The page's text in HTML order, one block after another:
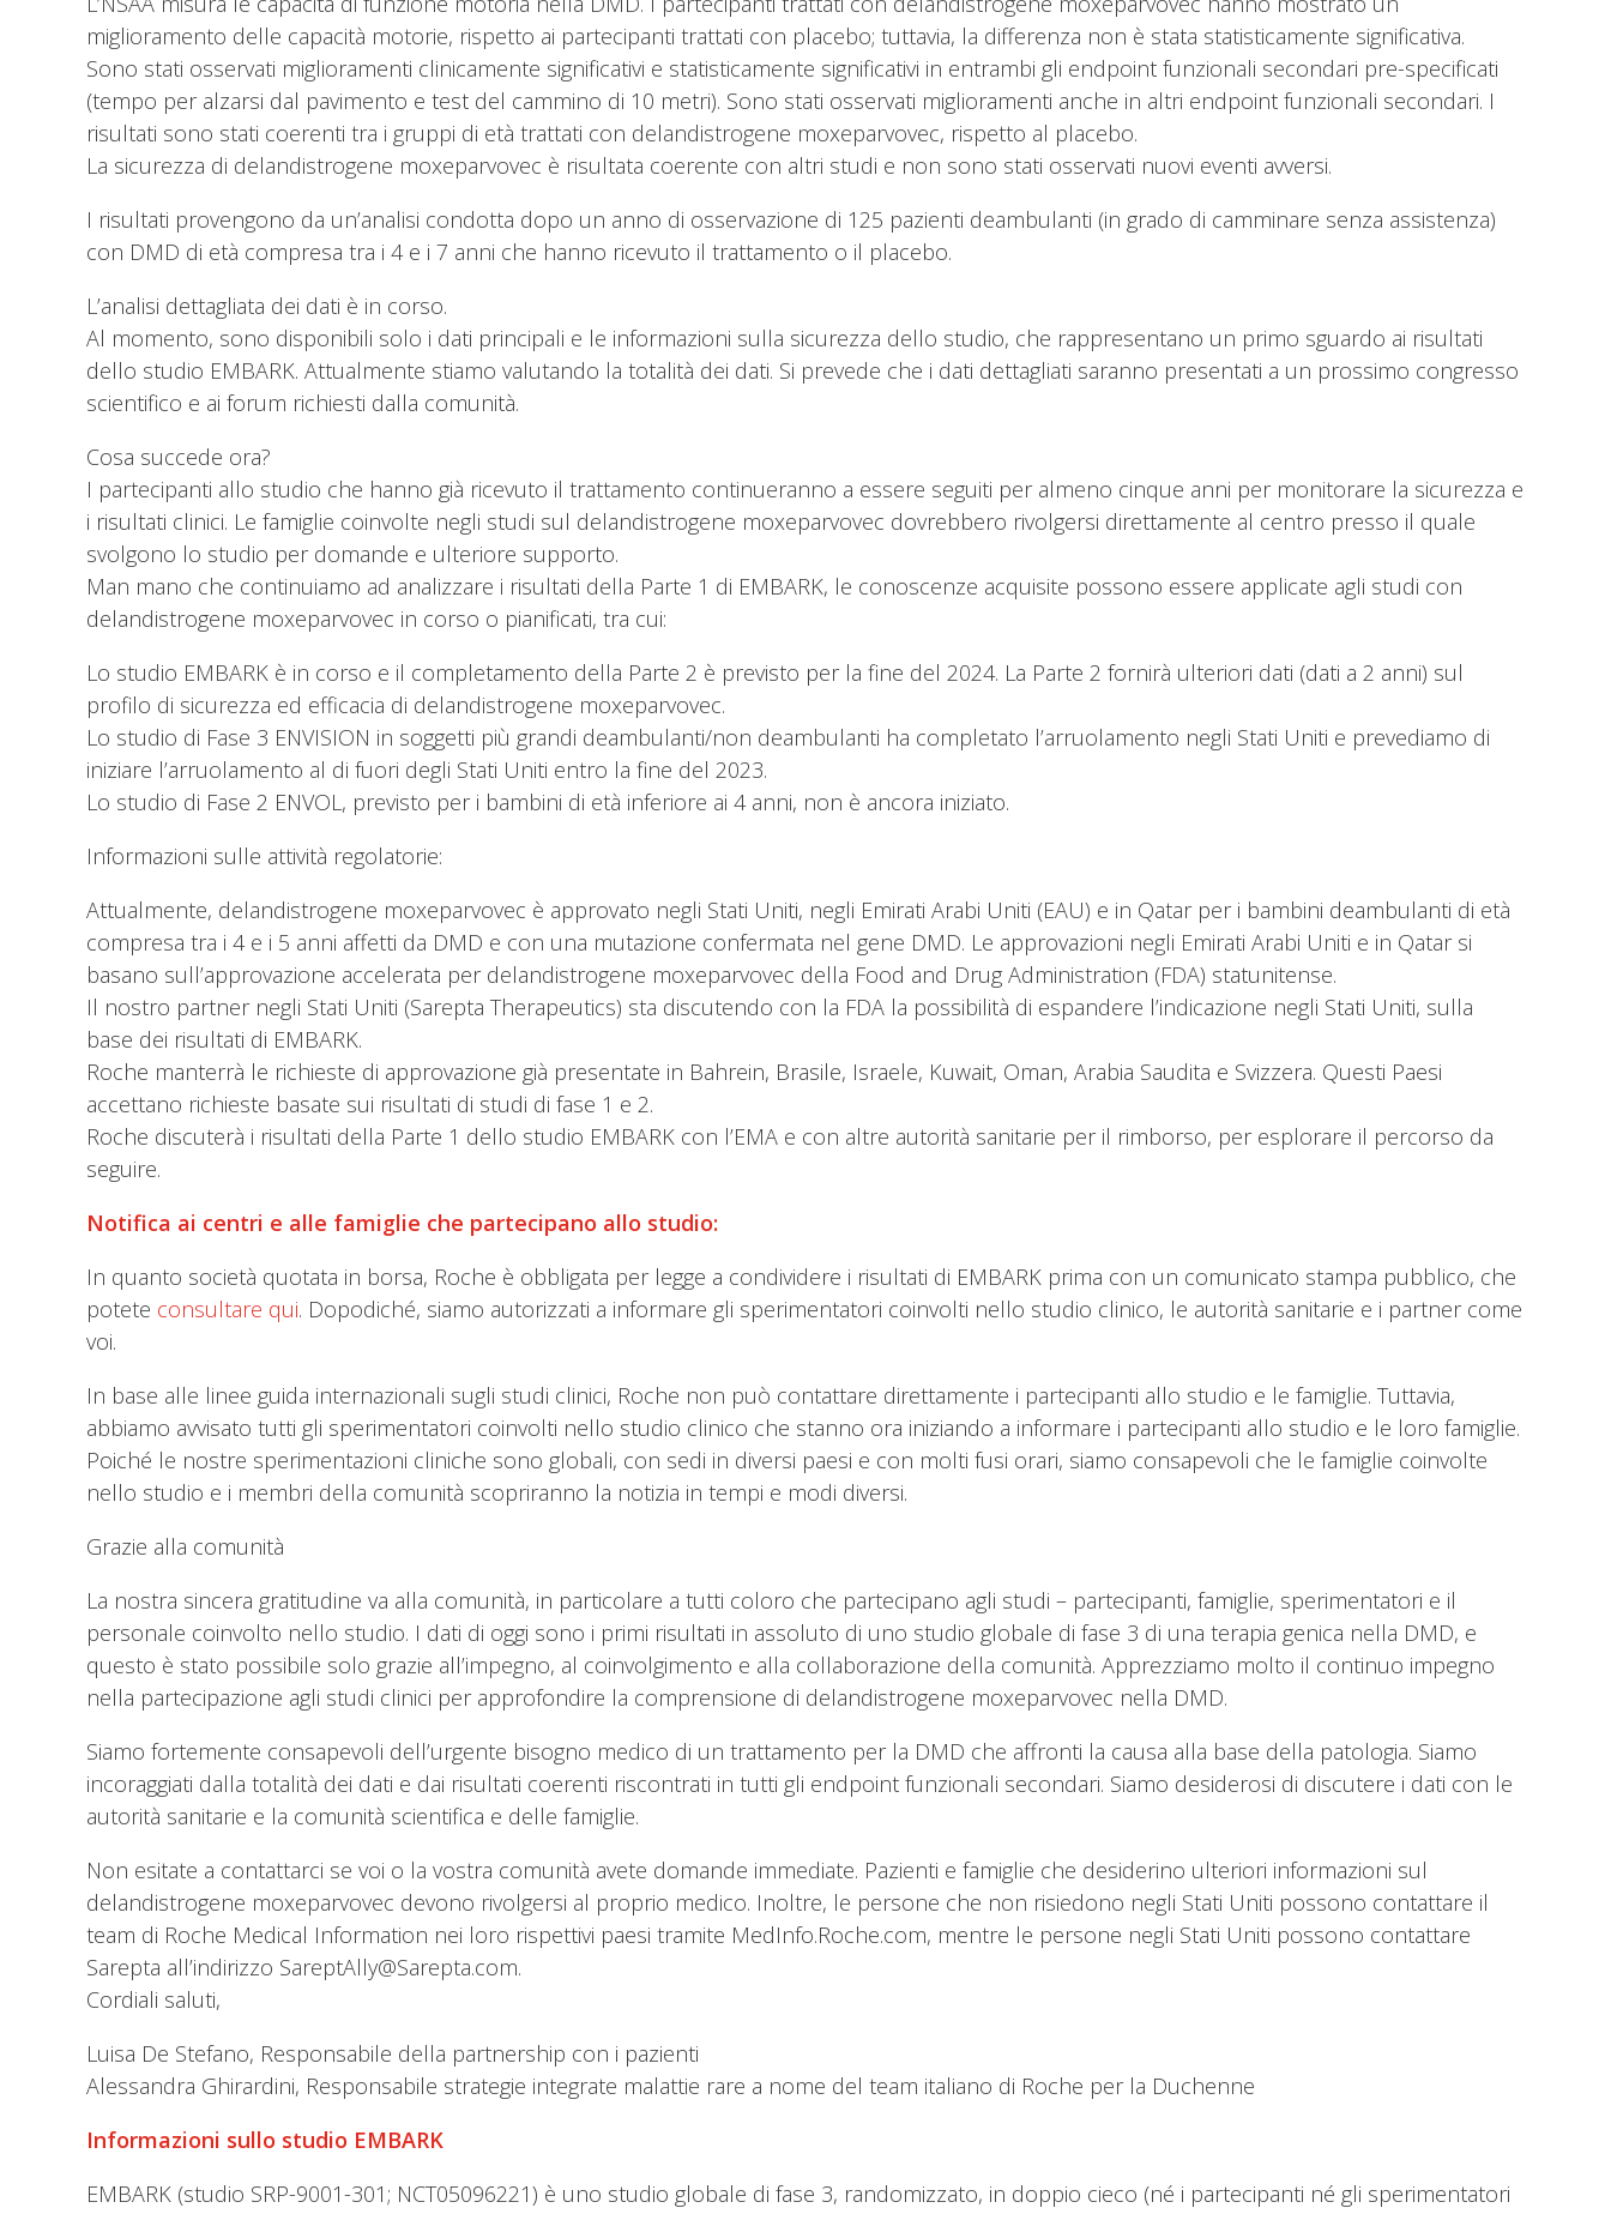
miglioramento delle capacità motorie, rispetto ai partecipanti trattati con placebo; tuttavia, la differenza non è stata statisticamente significativa.
Sono stati osservati miglioramenti clinicamente significativi e statisticamente significativi in entrambi gli endpoint funzionali secondari pre-specificati
(tempo per alzarsi dal pavimento e test del cammino di 10 metri). Sono stati osservati miglioramenti anche in altri endpoint funzionali secondari. I
risultati sono stati coerenti tra i gruppi di età trattati con delandistrogene moxeparvovec, rispetto al placebo.
La sicurezza di delandistrogene moxeparvovec è risultata coerente con altri studi e non sono stati osservati nuovi eventi avversi.
I risultati provengono da un’analisi condotta dopo un anno di osservazione di 125 pazienti deambulanti (in grado di camminare senza assistenza)
con DMD di età compresa tra i 4 e i 7 anni che hanno ricevuto il trattamento o il placebo.
L’analisi dettagliata dei dati è in corso.
Al momento, sono disponibili solo i dati principali e le informazioni sulla sicurezza dello studio, che rappresentano un primo sguardo ai risultati
dello studio EMBARK. Attualmente stiamo valutando la totalità dei dati. Si prevede che i dati dettagliati saranno presentati a un prossimo congresso
scientifico e ai forum richiesti dalla comunità.
Cosa succede ora?
I partecipanti allo studio che hanno già ricevuto il trattamento continueranno a essere seguiti per almeno cinque anni per monitorare la sicurezza e
i risultati clinici. Le famiglie coinvolte negli studi sul delandistrogene moxeparvovec dovrebbero rivolgersi direttamente al centro presso il quale
svolgono lo studio per domande e ulteriore supporto.
Man mano che continuiamo ad analizzare i risultati della Parte 1 di EMBARK, le conoscenze acquisite possono essere applicate agli studi con
delandistrogene moxeparvovec in corso o pianificati, tra cui:
Lo studio EMBARK è in corso e il completamento della Parte 2 è previsto per la fine del 2024. La Parte 2 fornirà ulteriori dati (dati a 2 anni) sul
profilo di sicurezza ed efficacia di delandistrogene moxeparvovec.
Lo studio di Fase 3 ENVISION in soggetti più grandi deambulanti/non deambulanti ha completato l’arruolamento negli Stati Uniti e prevediamo di
iniziare l’arruolamento al di fuori degli Stati Uniti entro la fine del 2023.
Lo studio di Fase 2 ENVOL, previsto per i bambini di età inferiore ai 4 anni, non è ancora iniziato.
Informazioni sulle attività regolatorie:
Attualmente, delandistrogene moxeparvovec è approvato negli Stati Uniti, negli Emirati Arabi Uniti (EAU) e in Qatar per i bambini deambulanti di età
compresa tra i 4 e i 5 anni affetti da DMD e con una mutazione confermata nel gene DMD. Le approvazioni negli Emirati Arabi Uniti e in Qatar si
basano sull’approvazione accelerata per delandistrogene moxeparvovec della Food and Drug Administration (FDA) statunitense.
Il nostro partner negli Stati Uniti (Sarepta Therapeutics) sta discutendo con la FDA la possibilità di espandere l’indicazione negli Stati Uniti, sulla
base dei risultati di EMBARK.
Roche manterrà le richieste di approvazione già presentate in Bahrein, Brasile, Israele, Kuwait, Oman, Arabia Saudita e Svizzera. Questi Paesi
accettano richieste basate sui risultati di studi di fase 1 e 2.
Roche discuterà i risultati della Parte 1 dello studio EMBARK con l’EMA e con altre autorità sanitarie per il rimborso, per esplorare il percorso da
seguire.
Notifica ai centri e alle famiglie che partecipano allo studio:
In quanto società quotata in borsa, Roche è obbligata per legge a condividere i risultati di EMBARK prima con un comunicato stampa pubblico, che
potete consultare qui. Dopodiché, siamo autorizzati a informare gli sperimentatori coinvolti nello studio clinico, le autorità sanitarie e i partner come
voi.
In base alle linee guida internazionali sugli studi clinici, Roche non può contattare direttamente i partecipanti allo studio e le famiglie. Tuttavia,
abbiamo avvisato tutti gli sperimentatori coinvolti nello studio clinico che stanno ora iniziando a informare i partecipanti allo studio e le loro famiglie.
Poiché le nostre sperimentazioni cliniche sono globali, con sedi in diversi paesi e con molti fusi orari, siamo consapevoli che le famiglie coinvolte
nello studio e i membri della comunità scopriranno la notizia in tempi e modi diversi.
Grazie alla comunità
La nostra sincera gratitudine va alla comunità, in particolare a tutti coloro che partecipano agli studi – partecipanti, famiglie, sperimentatori e il
personale coinvolto nello studio. I dati di oggi sono i primi risultati in assoluto di uno studio globale di fase 3 di una terapia genica nella DMD, e
questo è stato possibile solo grazie all’impegno, al coinvolgimento e alla collaborazione della comunità. Apprezziamo molto il continuo impegno
nella partecipazione agli studi clinici per approfondire la comprensione di delandistrogene moxeparvovec nella DMD.
Siamo fortemente consapevoli dell’urgente bisogno medico di un trattamento per la DMD che affronti la causa alla base della patologia. Siamo
incoraggiati dalla totalità dei dati e dai risultati coerenti riscontrati in tutti gli endpoint funzionali secondari. Siamo desiderosi di discutere i dati con le
autorità sanitarie e la comunità scientifica e delle famiglie.
Non esitate a contattarci se voi o la vostra comunità avete domande immediate. Pazienti e famiglie che desiderino ulteriori informazioni sul
delandistrogene moxeparvovec devono rivolgersi al proprio medico. Inoltre, le persone che non risiedono negli Stati Uniti possono contattare il
team di Roche Medical Information nei loro rispettivi paesi tramite MedInfo.Roche.com, mentre le persone negli Stati Uniti possono contattare
Sarepta all’indirizzo SareptAlly@Sarepta.com.
Cordiali saluti,
Luisa De Stefano, Responsabile della partnership con i pazienti
Alessandra Ghirardini, Responsabile strategie integrate malattie rare a nome del team italiano di Roche per la Duchenne
Informazioni sullo studio EMBARK
EMBARK (studio SRP-9001-301; NCT05096221) è uno studio globale di fase 3, randomizzato, in doppio cieco (né i partecipanti né gli sperimentatori